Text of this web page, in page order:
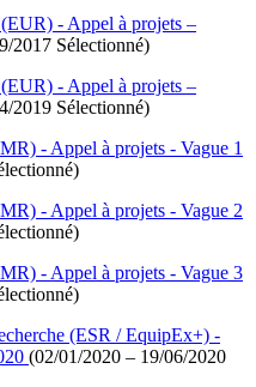
- Appel à projets –
2017 Sélectionné)
- Appel à projets –
2019 Sélectionné)
- Appel à projets - Vague 1
- Appel à projets - Vague 2
- Appel à projets - Vague 3
(ESR / EquipEx+) -
(02/01/2020 – 19/06/2020